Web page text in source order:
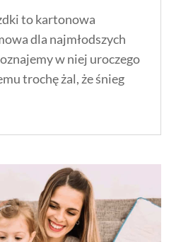
to kartonowa
dla najmłodszych
w niej uroczego
trochę żal, że śnieg